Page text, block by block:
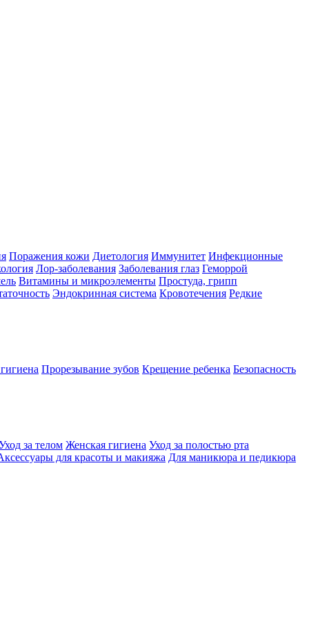
Поражения кожи Диетология Иммунитет Инфекционные
Лор-заболевания Заболевания глаз Геморрой
Витамины и микроэлементы Простуда, грипп
Эндокринная система Кровотечения Редкие
Прорезывание зубов Крещение ребенка Безопасность
за телом Женская гигиена Уход за полостью рта
для красоты и макияжа Для маникюра и педикюра